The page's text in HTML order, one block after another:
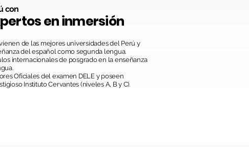
con
en inmersión
de las mejores universidades del Perú y
del español como segunda lengua.
internacionales de posgrado en la enseñanza
Oficiales del examen DELE y poseen
Instituto Cervantes (niveles A, B y C).